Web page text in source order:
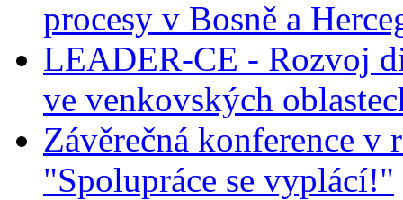
procesy v Bosně a
LEADER-CE - Rozvoj
ve venkovských
Závěrečná konference v
"Spolupráce se vyplácí!"